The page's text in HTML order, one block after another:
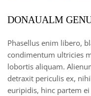
DONAUALM
Phasellus enim libero,
condimentum ultricies
lobortis aliquam.
detraxit periculis ex,
euripidis, hinc partem